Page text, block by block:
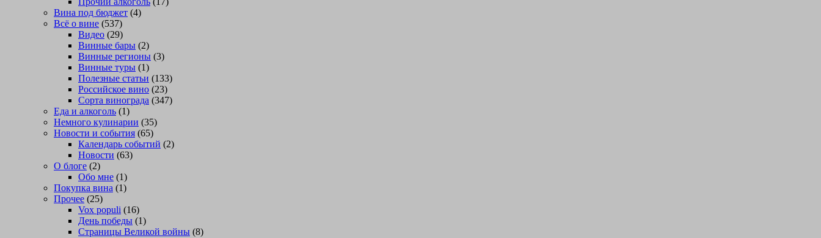
Вина под бюджет (4)
Всё о вине (537)
Видео (29)
Винные бары (2)
Винные регионы (3)
Винные туры (1)
Полезные статьи (133)
Российское вино (23)
Сорта винограда (347)
Еда и алкоголь (1)
Немного кулинарии (35)
Новости и события (65)
Календарь событий (2)
Новости (63)
О блоге (2)
Обо мне (1)
Покупка вина (1)
Прочее (25)
Vox populi (16)
День победы (1)
Страницы Великой войны (8)